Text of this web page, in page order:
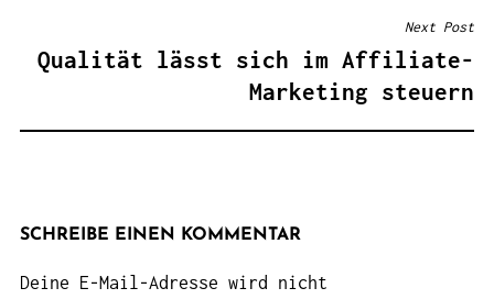
Next Post
Qualität lässt sich im Affiliate-
Marketing steuern
SCHREIBE EINEN KOMMENTAR
Deine E-Mail-Adresse wird nicht